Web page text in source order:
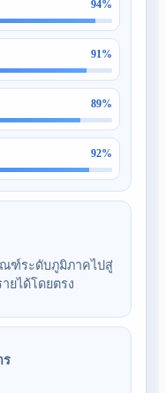
94%
91%
89%
92%
ณฑ์ระดับภูมิภาคไปสู่
ยได้โดยตรง
ร